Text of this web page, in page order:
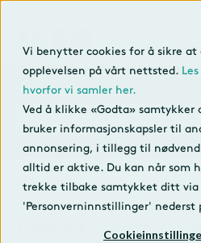
Vi benytter cookies for å sikre at
opplevelsen på vårt nettsted.
hvorfor vi samler her.
Ved å klikke «Godta» samtykker
bruker informasjonskapsler til
annonsering, i tillegg til
alltid er aktive. Du kan når som
trekke tilbake samtykket ditt via
'Personverninnstillinger' nederst
Aktuelt
Dette er et søkefelt med
Growth Hacking